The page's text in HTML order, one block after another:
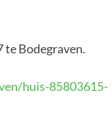
te Bodegraven.
huis-85803615-